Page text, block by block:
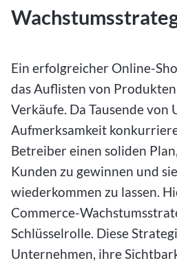
Ein erfolgreicher Online-
das Auflisten von
Verkäufe. Da Tausende von
Aufmerksamkeit
Betreiber einen soliden
Kunden zu gewinnen und
wiederkommen zu lassen.
Commerce-
Schlüsselrolle. Diese
Unternehmen, ihre